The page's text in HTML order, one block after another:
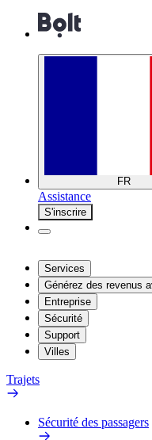
FR
Assistance
S'inscrire
Services
Générez des revenus
Entreprise
Sécurité
Support
Villes
Trajets
Sécurité des passagers